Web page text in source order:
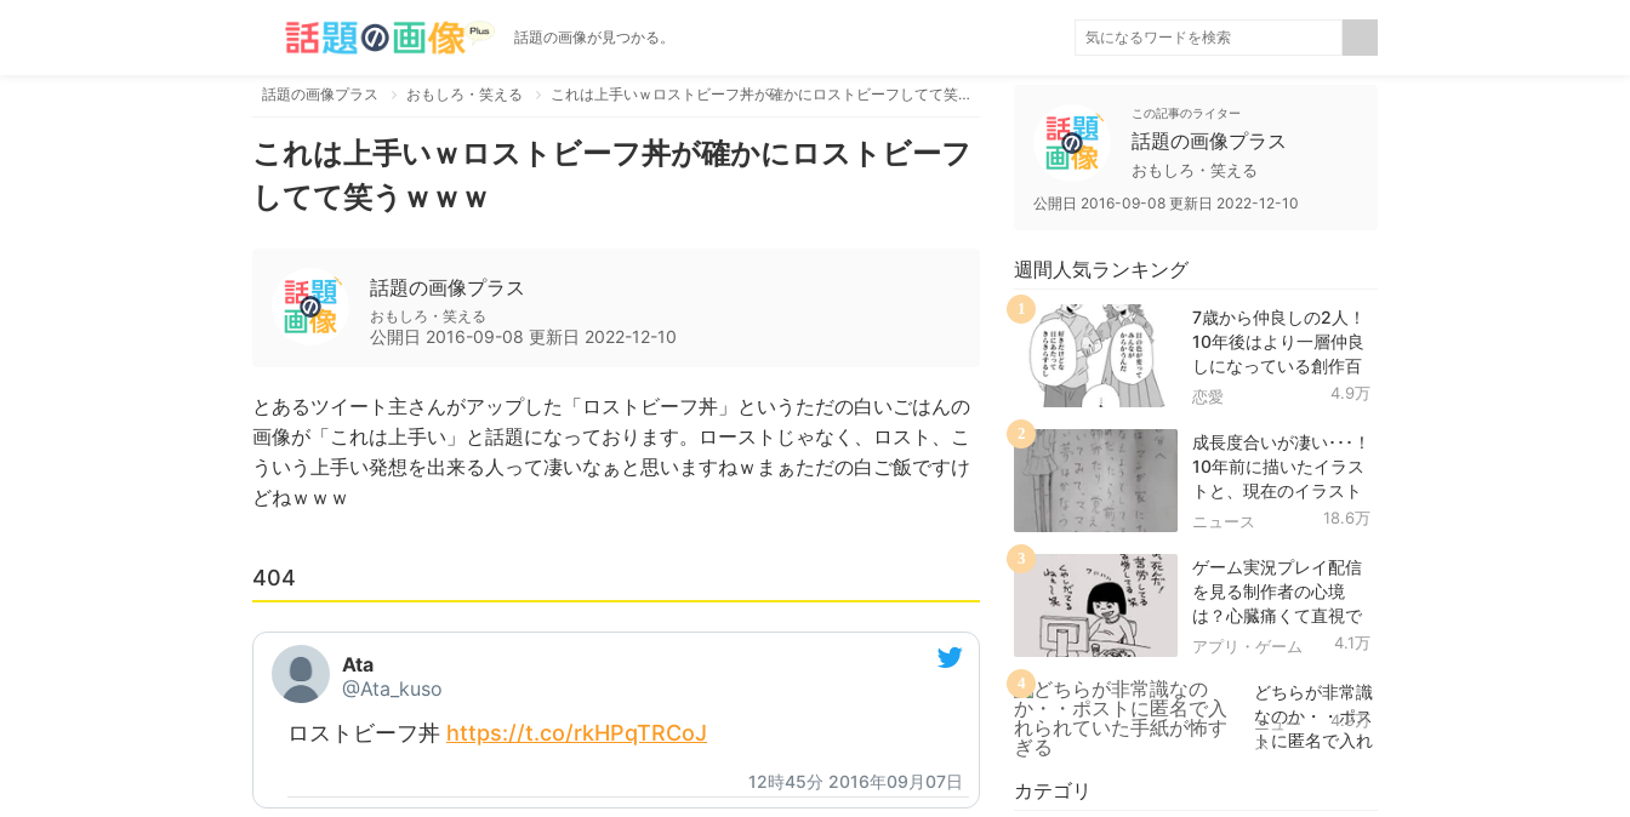
話題の画像が見つかる。
話題の画像プラス おもしろ・笑える これは上手いｗロストビーフ丼が確かにロストビーフしてて笑うｗｗｗ
これは上手いｗロストビーフ丼が確かにロストビーフ
してて笑うｗｗｗ
話題の画像プラス
おもしろ・笑える
公開日 2016-09-08 更新日 2022-12-10
とあるツイート主さんがアップした「ロストビーフ丼」というただの白いごはんの
画像が「これは上手い」と話題になっております。ローストじゃなく、ロスト、こ
ういう上手い発想を出来る人って凄いなぁと思いますねｗまぁただの白ご飯ですけ
どねｗｗｗ
404
Ata
@Ata_kuso
ロストビーフ丼 https://t.co/rkHPqTRCoJ
12時45分 2016年09月07日
この記事のライター
話題の画像プラス
おもしろ・笑える
公開日 2016-09-08 更新日 2022-12-10
週間人気ランキング
7歳から仲良しの2人！
10年後はより一層仲良
しになっている創作百
合！
恋愛 4.9万
1
成長度合いが凄い･･･！
10年前に描いたイラス
トと、現在のイラスト
を投稿したツイートが
ニュース 18.6万
2
ゲーム実況プレイ配信
を見る制作者の心境
は？心臓痛くて直視で
きなかった！
アプリ・ゲーム 4.1万
3
どちらが非常識
なのか・・ポス
トに匿名で入れ
ニュー
ス
4.9万
4
カテゴリ